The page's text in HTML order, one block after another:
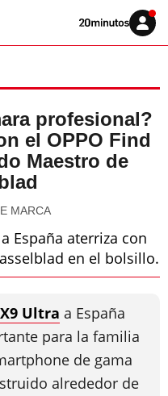
Volver
Iniciar
sesión
profesional?
el OPPO Find
Maestro de
MARCA
España aterriza con
en el bolsillo.
Ultra a España
para la familia
de gama
alrededor de